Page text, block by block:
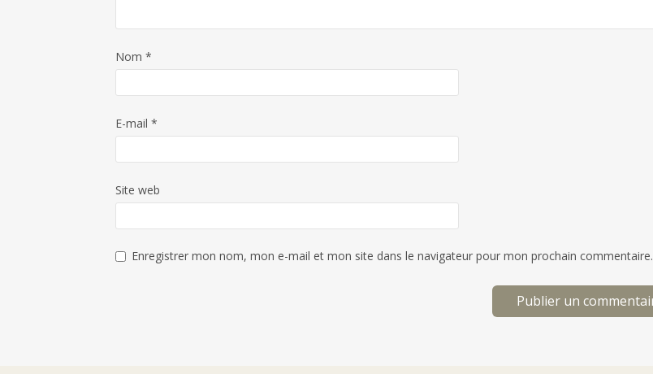
Nom *
E-mail *
Site web
Enregistrer mon nom, mon e-mail et mon site dans le navigateur pour mon prochain commentaire.